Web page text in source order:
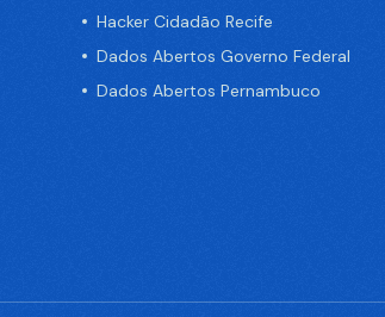
Hacker Cidadão Recife
Dados Abertos Governo Federal
Dados Abertos Pernambuco